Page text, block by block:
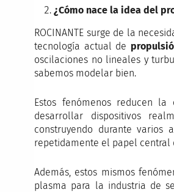
¿Cómo nace la idea del
ROCINANTE surge de la
tecnología actual de
oscilaciones no lineales y
sabemos modelar bien.
Estos fenómenos reducen
desarrollar dispositivos
construyendo durante varios
repetidamente el papel central
Además, estos mismos
plasma para la industria de